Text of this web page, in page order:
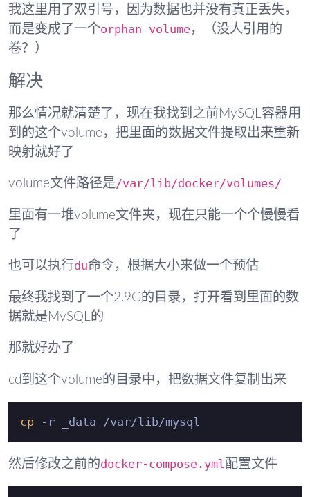
我这里用了双引号，因为数据也并没有真正丢失，
而是变成了一个orphan volume，（没人引用的
卷？）
解决
那么情况就清楚了，现在我找到之前MySQL容器用
到的这个volume，把里面的数据文件提取出来重新
映射就好了
volume文件路径是/var/lib/docker/volumes/
里面有一堆volume文件夹，现在只能一个个慢慢看
了
也可以执行du命令，根据大小来做一个预估
最终我找到了一个2.9G的目录，打开看到里面的数
据就是MySQL的
那就好办了
cd到这个volume的目录中，把数据文件复制出来
cp
然后修改之前的docker-compose.yml 配置文件